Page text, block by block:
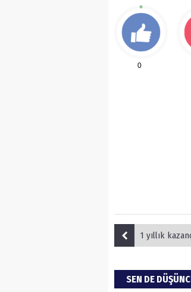
0
1 yıllık
SEN DE